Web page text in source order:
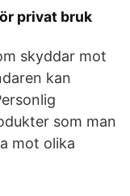
privat bruk
skyddar mot
kan
som man
mot olika